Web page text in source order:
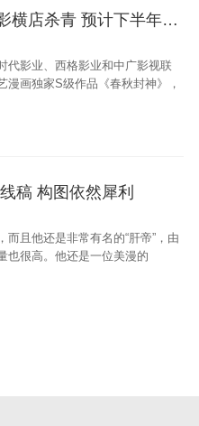
虫虫漫画动漫原作，《春秋封神》漫改电影横店杀青 预计下半年开播
代影业、西格影业和中广影视联
画独家S级作品《春秋封神》，
稿 构图依然犀利
他还是非常有名的“肝帝”，由
也很高。他还是一位美漫的